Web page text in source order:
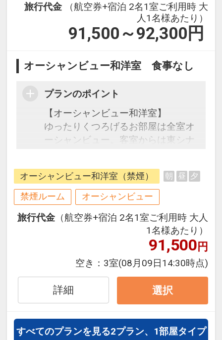
旅行代金
（航空券+宿泊 2名1室ご利用時 大
人1名様あたり）
91,500～92,300 円
オーシャンビュー和洋室 食事なし
プランのポイント
【オーシャンビュー和洋室】
ゆったりくつろげるお部屋は全室オ
ーシャンビュー。客室からは東シナ
香りで癒されます。グループやお子
様、お年寄り連れのご家族でのご利
用に最適です。
駐車場、大浴場利用無料！
オーシャンビュー和洋室（禁煙） 朝 昼 夕
禁煙ルーム オーシャンビュー
旅行代金 （航空券+宿泊 2名1室ご利用時 大人
1名様あたり）
91,500円
空き： 3室(08月09日14:30時点)
詳細 選択
すべてのプランを見る2プラン、1部屋タイプ